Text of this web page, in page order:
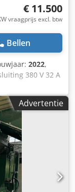
€ 11.500
vraagprijs excl. btw
Bellen
2022,
380 V 32 A
Advertentie